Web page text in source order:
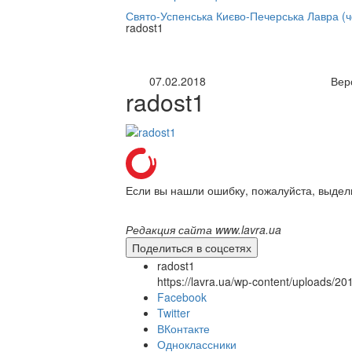
12 сентября
Свято-Успенська Києво-Печерська Лавра
radost1
07.02.2018
radost1
Если вы нашли ошибку, пожалуйста,
Редакция сайта www.lavra.ua
Поделиться в соцсетях
radost1
https://lavra.ua/wp-content/uploads/
Facebook
Twitter
ВКонтакте
Одноклассники